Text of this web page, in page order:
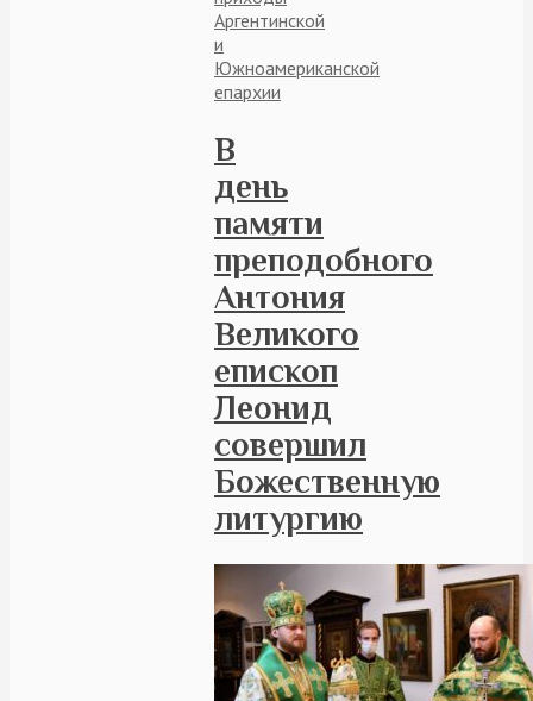
Аргентинской
и
Южноамериканской
епархии
В
день
памяти
преподобного
Антония
Великого
епископ
Леонид
совершил
Божественную
литургию